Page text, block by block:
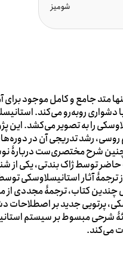
شومیز
متد جامع و کامل موجود برای
دشواری روبه‌رو می‌کند.
را به تصویر می‌کشد.
روسی، رشد تدریجی آن در
شرح مختصری‌ست دربارۀ
حاضر توسط ژاک بندتی، یکی
آثار استانیسلاوسکی توسط
چندین کتاب، ترجمۀ مجددی از
پرتویی جدید بر
شرحی مبسوط بر سیستم
می‌کند.